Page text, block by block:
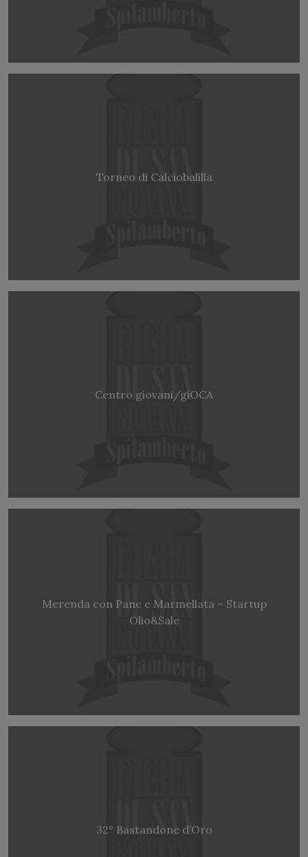
Torneo di Calciobalilla
Centro giovani/giOCA
Merenda con Pane e Marmellata – Startup
Olio&Sale
32° Bastandone d’Oro